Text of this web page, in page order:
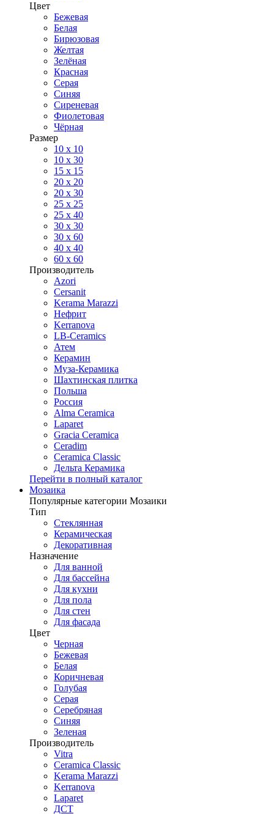
Цвет
Бежевая
Белая
Бирюзовая
Желтая
Зелёная
Красная
Серая
Синяя
Сиреневая
Фиолетовая
Чёрная
Размер
10 х 10
10 x 30
15 x 15
20 х 20
20 x 30
25 x 25
25 x 40
30 x 30
30 х 60
40 х 40
60 х 60
Производитель
Azori
Cersanit
Kerama Marazzi
Нефрит
Kerranova
LB-Ceramics
Атем
Керамин
Муза-Керамика
Шахтинская плитка
Польша
Россия
Alma Ceramica
Laparet
Gracia Ceramica
Ceradim
Ceramica Classic
Дельта Керамика
Перейти в полный каталог
Мозаика
Популярные категории Мозаики
Тип
Стеклянная
Керамическая
Декоративная
Назначение
Для ванной
Для бассейна
Для кухни
Для пола
Для стен
Для фасада
Цвет
Черная
Бежевая
Белая
Коричневая
Голубая
Серая
Серебряная
Синяя
Зеленая
Производитель
Vitra
Ceramica Classic
Kerama Marazzi
Kerranova
Laparet
ДСТ